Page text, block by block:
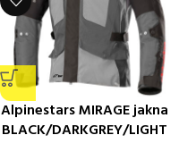
Alpinestars MIRAGE jakna
BLACK/DARKGREY/LIGHT